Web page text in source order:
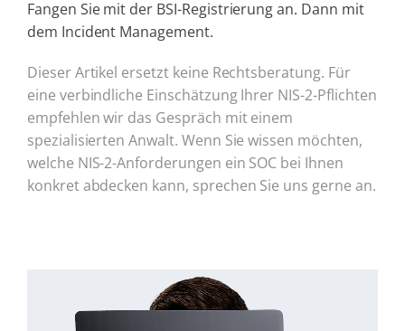
Fangen Sie mit der BSI-Registrierung an. Dann mit
dem Incident Management.
Dieser Artikel ersetzt keine Rechtsberatung. Für
eine verbindliche Einschätzung Ihrer NIS-2-Pflichten
empfehlen wir das Gespräch mit einem
spezialisierten Anwalt. Wenn Sie wissen möchten,
welche NIS-2-Anforderungen ein SOC bei Ihnen
konkret abdecken kann, sprechen Sie uns gerne an.